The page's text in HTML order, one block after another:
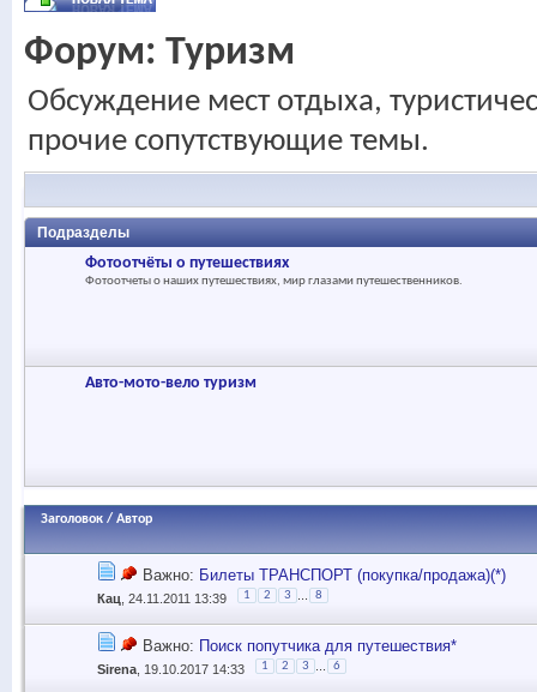
Форум: Туризм
Обсуждение мест отдыха,
прочие сопутствующие темы.
Подразделы
Фотоотчёты о путешествиях
Фотоотчеты о наших путешествиях, мир глазами путешественников.
Авто-мото-вело туризм
Заголовок / Автор
Важно: Билеты ТРАНСПОРТ (покупка/продажа)(*)
Кац , 24.11.2011 13:39 1 2 3 8
Важно: Поиск попутчика для путешествия*
Sirena , 19.10.2017 14:33 1 2 3 6